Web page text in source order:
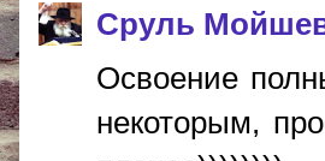
Сруль
Освоение
некоторым,